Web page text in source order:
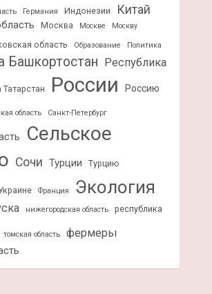
Германия Индонезии Китай
Москва Москве Москву
область Образование Политика
Башкортостан Республика
Татарстан России Россию
область Санкт-Петербург
Сельское
Сочи Турции Турцию
Франция Экология
нижегородская область республика
томская область фермеры